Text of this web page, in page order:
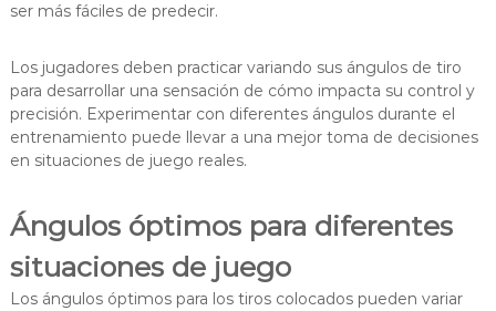
ser más fáciles de predecir.
Los jugadores deben practicar variando sus ángulos de tiro
para desarrollar una sensación de cómo impacta su control y
precisión. Experimentar con diferentes ángulos durante el
entrenamiento puede llevar a una mejor toma de decisiones
en situaciones de juego reales.
Ángulos óptimos para diferentes
situaciones de juego
Los ángulos óptimos para los tiros colocados pueden variar